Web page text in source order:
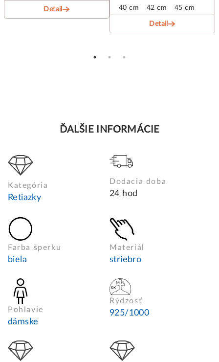
Detail 40 cm 42 cm 45 cm
Detail
ĎALŠIE INFORMÁCIE
Kategória
Retiazky
Dodacia doba
24 hod
Farba šperku
biela
Materiál
striebro
Pohlavie
dámske
Rýdzosť
925/1000